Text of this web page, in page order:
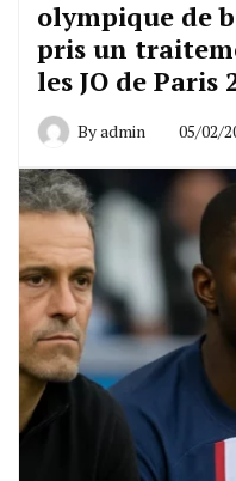
olympique de
pris un
les JO de Paris
Byadmin 05/02/